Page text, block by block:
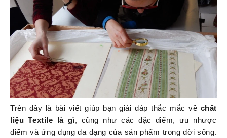
Trên đây là bài viết giúp bạn giải đáp thắc mắc về chất
liệu Textile là gì, cũng như các đặc điểm, ưu nhược
điểm và ứng dụng đa dạng của sản phẩm trong đời sống.